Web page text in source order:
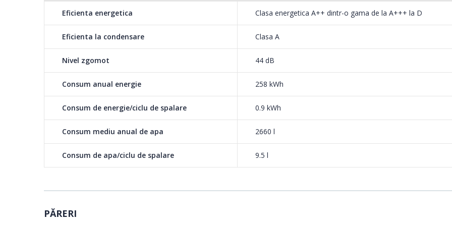
AquaStop pentru protectie 100% impotriva inundatiilor.
precum si o tava colectoare la baza masinii cu intrerupator cu flotor, ce ofera protectie 100%
a masinii de spalat.
Glass 40°: este un program de spalare si clatire extrem de delicat pentru cea mai buna
uscare optima si aspect stralucitor.
Noul program Glass 40° curata delicat paharele precum cele din cristal de calitate
asigurand uscarea optima si obtinerea unui aspect stralucitor. Acest lucru este posibil
Eficienta energetica Clasa energetica A++ dintr-o gama de la A+++ la D
Eficienta la condensare Clasa A
Nivel zgomot 44 dB
Consum anual energie 258 kWh
Consum de energie/ciclu de spalare 0.9 kWh
Consum mediu anual de apa 2660 l
Consum de apa/ciclu de spalare 9.5 l
PĂRERI